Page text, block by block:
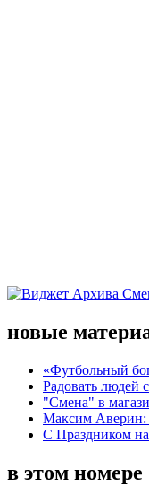
новые
«Футбольный
Радовать людей
"Смена" в
Максим Аверин:
С Праздником
в этом номере